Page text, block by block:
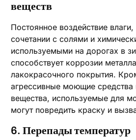
веществ
Постоянное воздействие
сочетании с солями и
используемыми на дорогах в
способствует коррозии
лакокрасочного покрытия.
агрессивные моющие средства
вещества, используемые для
могут повредить краску и
6. Перепады температур